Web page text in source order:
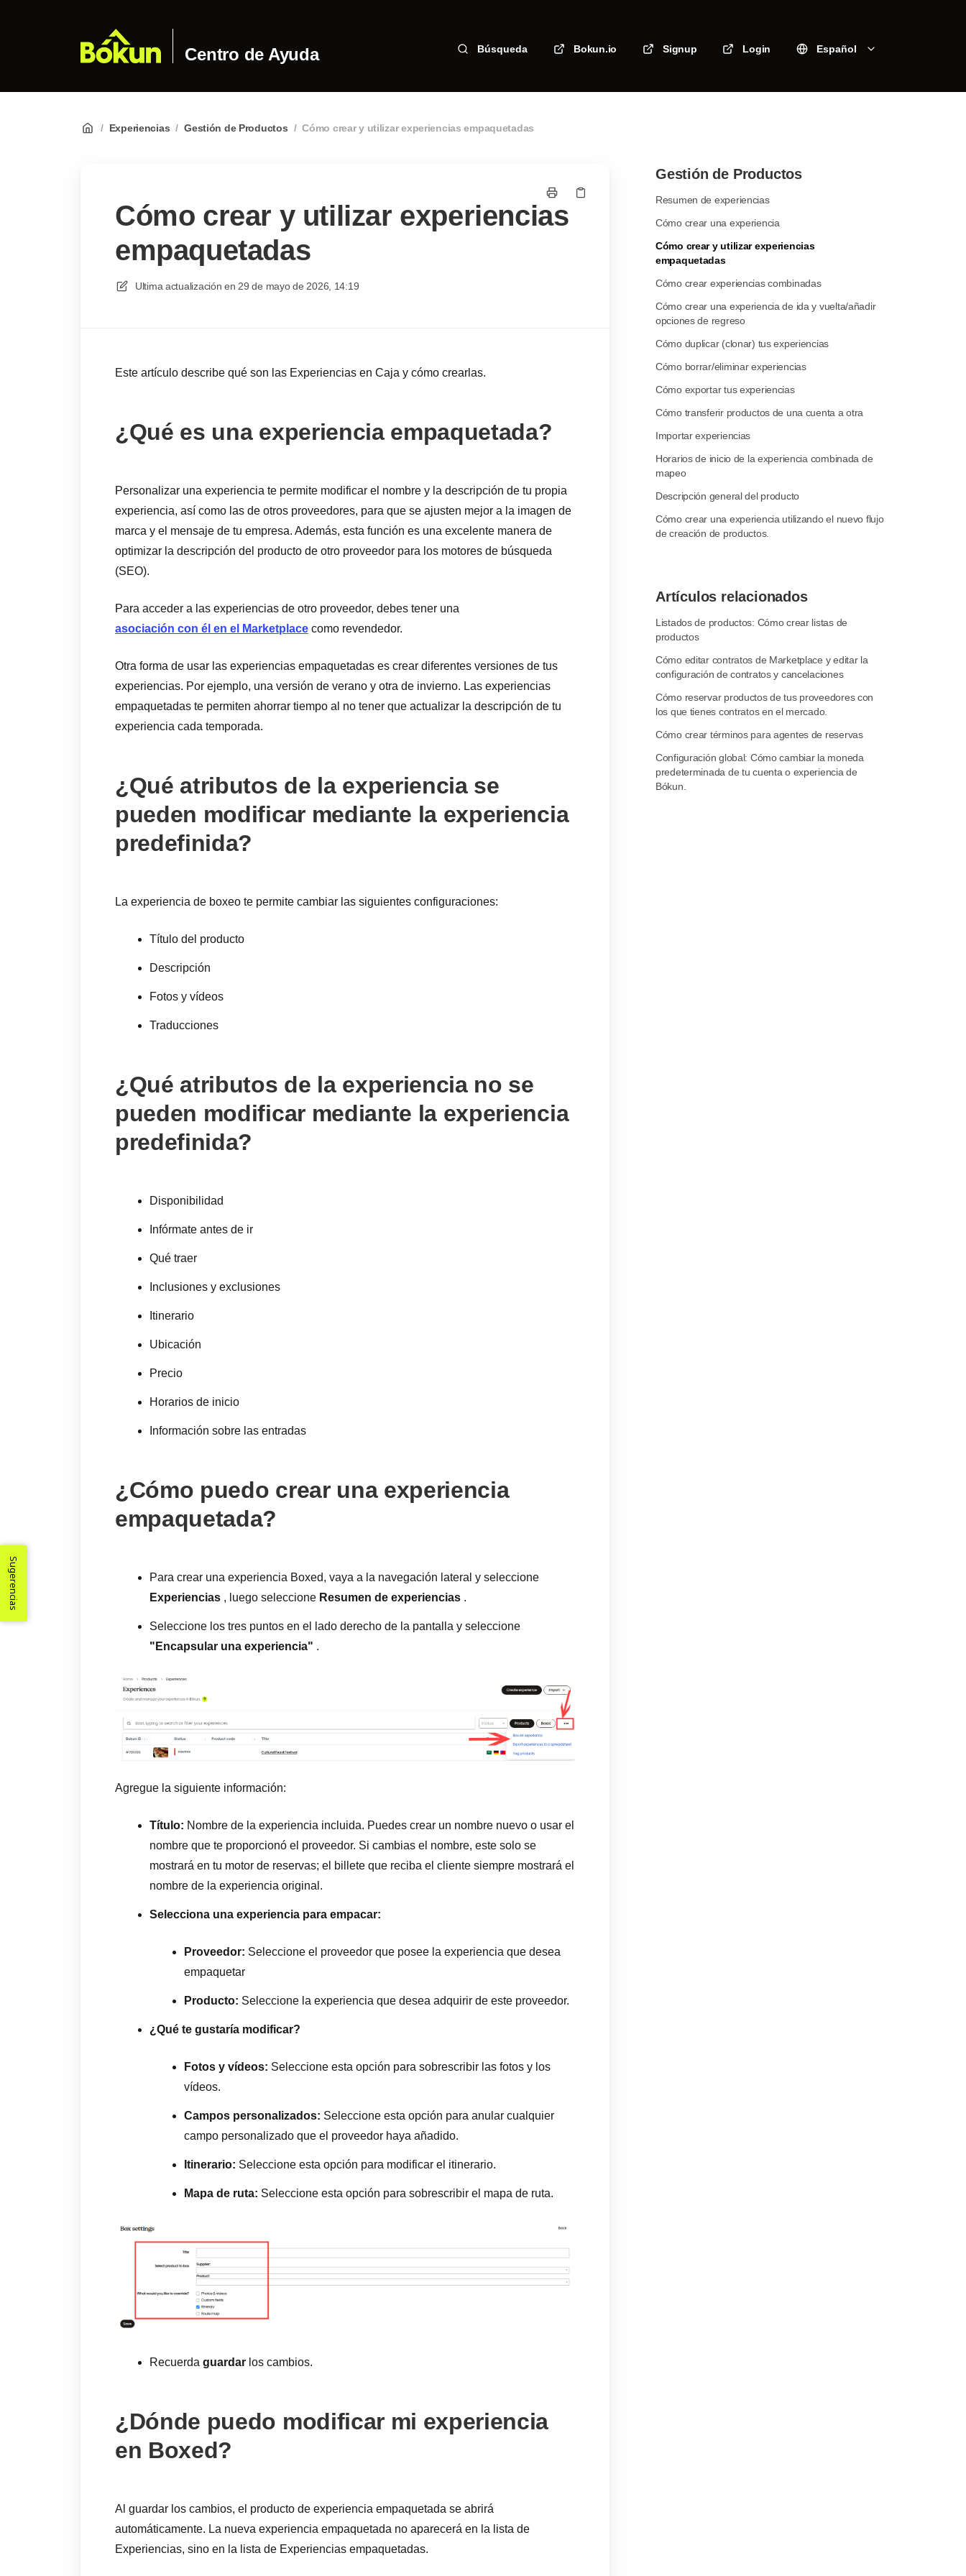
Centro de Ayuda Búsqueda Bokun.io Signup Login Español
/ Experiencias / Gestión de Productos / Cómo crear y utilizar experiencias empaquetadas
Cómo crear y utilizar experiencias
empaquetadas
Ultima actualización en 29 de mayo de 2026, 14:19
Este artículo describe qué son las Experiencias en Caja y cómo crearlas.
¿Qué es una experiencia empaquetada?
Personalizar una experiencia te permite modificar el nombre y la descripción de tu propia
experiencia, así como las de otros proveedores, para que se ajusten mejor a la imagen de
marca y el mensaje de tu empresa. Además, esta función es una excelente manera de
optimizar la descripción del producto de otro proveedor para los motores de búsqueda
(SEO).
Para acceder a las experiencias de otro proveedor, debes tener una
asociación con él en el Marketplace como revendedor.
Otra forma de usar las experiencias empaquetadas es crear diferentes versiones de tus
experiencias. Por ejemplo, una versión de verano y otra de invierno. Las experiencias
empaquetadas te permiten ahorrar tiempo al no tener que actualizar la descripción de tu
experiencia cada temporada.
¿Qué atributos de la experiencia se
pueden modificar mediante la experiencia
predefinida?
La experiencia de boxeo te permite cambiar las siguientes configuraciones:
Título del producto
Descripción
Fotos y vídeos
Traducciones
¿Qué atributos de la experiencia no se
pueden modificar mediante la experiencia
predefinida?
Disponibilidad
Infórmate antes de ir
Qué traer
Inclusiones y exclusiones
Itinerario
Ubicación
Precio
Horarios de inicio
Información sobre las entradas
¿Cómo puedo crear una experiencia
empaquetada?
Para crear una experiencia Boxed, vaya a la navegación lateral y seleccione
Experiencias , luego seleccione Resumen de experiencias .
Seleccione los tres puntos en el lado derecho de la pantalla y seleccione
"Encapsular una experiencia" .
Agregue la siguiente información:
Título: Nombre de la experiencia incluida. Puedes crear un nombre nuevo o usar el
nombre que te proporcionó el proveedor. Si cambias el nombre, este solo se
mostrará en tu motor de reservas; el billete que reciba el cliente siempre mostrará el
nombre de la experiencia original.
Selecciona una experiencia para empacar:
Proveedor: Seleccione el proveedor que posee la experiencia que desea
empaquetar
Producto: Seleccione la experiencia que desea adquirir de este proveedor.
¿Qué te gustaría modificar?
Fotos y vídeos: Seleccione esta opción para sobrescribir las fotos y los
vídeos.
Campos personalizados: Seleccione esta opción para anular cualquier
campo personalizado que el proveedor haya añadido.
Itinerario: Seleccione esta opción para modificar el itinerario.
Mapa de ruta: Seleccione esta opción para sobrescribir el mapa de ruta.
Recuerda guardar los cambios.
¿Dónde puedo modificar mi experiencia
en Boxed?
Al guardar los cambios, el producto de experiencia empaquetada se abrirá
automáticamente. La nueva experiencia empaquetada no aparecerá en la lista de
Experiencias, sino en la lista de Experiencias empaquetadas.
Gestión de Productos
Resumen de experiencias
Cómo crear una experiencia
Cómo crear y utilizar experiencias
empaquetadas
Cómo crear experiencias combinadas
Cómo crear una experiencia de ida y vuelta/añadir
opciones de regreso
Cómo duplicar (clonar) tus experiencias
Cómo borrar/eliminar experiencias
Cómo exportar tus experiencias
Cómo transferir productos de una cuenta a otra
Importar experiencias
Horarios de inicio de la experiencia combinada de
mapeo
Descripción general del producto
Cómo crear una experiencia utilizando el nuevo flujo
de creación de productos.
Artículos relacionados
Listados de productos: Cómo crear listas de
productos
Cómo editar contratos de Marketplace y editar la
configuración de contratos y cancelaciones
Cómo reservar productos de tus proveedores con
los que tienes contratos en el mercado.
Cómo crear términos para agentes de reservas
Configuración global: Cómo cambiar la moneda
predeterminada de tu cuenta o experiencia de
Bókun.
Sugerencias